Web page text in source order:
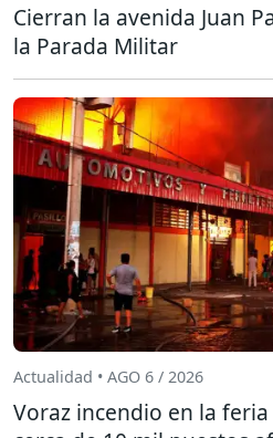
Cierran la avenida Juan
la Parada Militar
Actualidad • AGO 6 / 2026
Voraz incendio en la